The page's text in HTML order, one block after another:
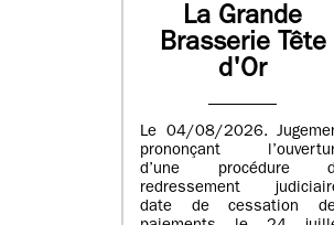
La Grande
Brasserie Tête
d'Or
Le 04/08/2026.
prononçant
d’une procédure
redressement
date de cessation